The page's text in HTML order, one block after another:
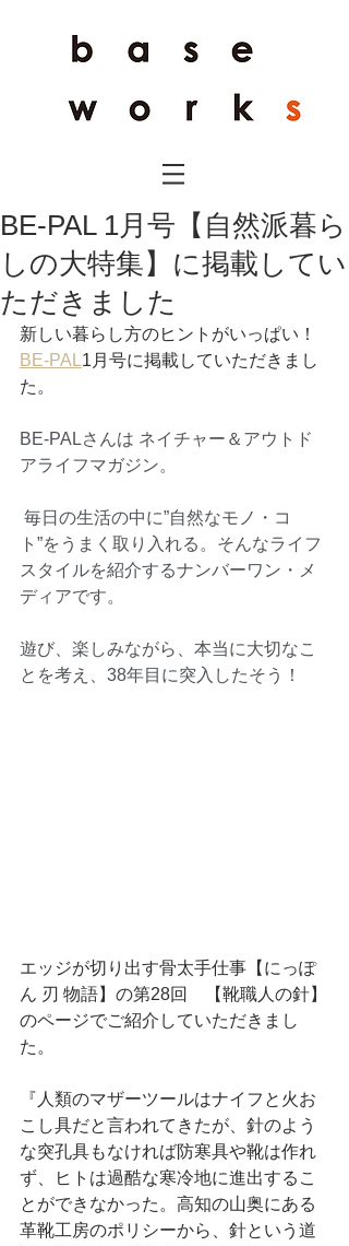
BE-PAL 1月号【自然派暮ら
しの大特集】に掲載してい
ただきました
新しい暮らし方のヒントがいっぱい！
BE-PAL1月号に掲載していただきまし
た。
BE-PALさんは ネイチャー＆アウトド
アライフマガジン。
ト”をうまく取り入れる。そんなライフ
スタイルを紹介するナンバーワン・メ
ディアです。
遊び、楽しみながら、本当に大切なこ
とを考え、38年目に突入したそう！
エッジが切り出す骨太手仕事【にっぽ
ん 刃 物語】の第28回　【靴職人の針】
のページでご紹介していただきまし
た。
『人類のマザーツールはナイフと火お
こし具だと言われてきたが、針のよう
な突孔具もなければ防寒具や靴は作れ
ず、ヒトは過酷な寒冷地に進出するこ
とができなかった。高知の山奥にある
革靴工房のポリシーから、針という道